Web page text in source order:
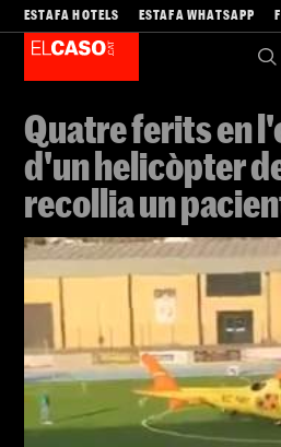
ESTAFA HOTELS ESTAFA WHATSAPP
Quatre ferits en
d'un helicòpter
recollia un